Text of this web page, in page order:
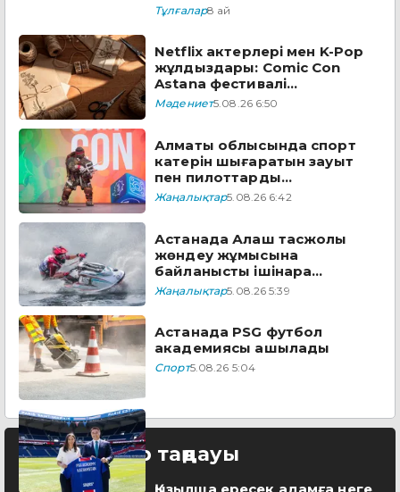
Тұлғалар8 ай
Netflix актерлері мен K-Pop
жұлдыздары: Comic Con
Astana фестивалі
бағдарламасын ұсынды
Мәдениет5.08.26 6:50
Алматы облысында спорт
катерін шығаратын зауыт
пен пилоттарды
дайындайтын академия
ашылады
Жаңалықтар5.08.26 6:42
Астанада Алаш тасжолы
жөндеу жұмысына
байланысты ішінара
жабылады
Жаңалықтар5.08.26 5:39
Астанада PSG футбол
академиясы ашылады
Спорт5.08.26 5:04
Редактор таңдауы